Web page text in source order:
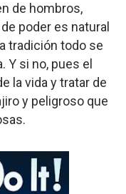
de hombros,
poder es natural
tradición todo se
Y si no, pues el
la vida y tratar de
y peligroso que